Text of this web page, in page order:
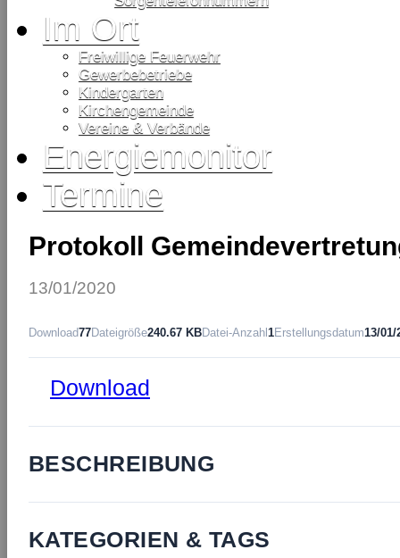
Im Ort
Freiwillige Feuerwehr
Gewerbebetriebe
Kindergarten
Kirchengemeinde
Vereine & Verbände
Energiemonitor
Termine
Protokoll
13/01/2020
Download77Dateigröße240.67 KBDatei-Anzahl 1Erstellungsdatum13/01/
Download
BESCHREIBUNG
KATEGORIEN & TAGS